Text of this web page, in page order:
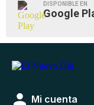
DISPONIBLE EN
Google
Mi cuenta